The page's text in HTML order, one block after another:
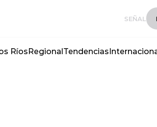
SEÑAL
RíosRegionalTendencias